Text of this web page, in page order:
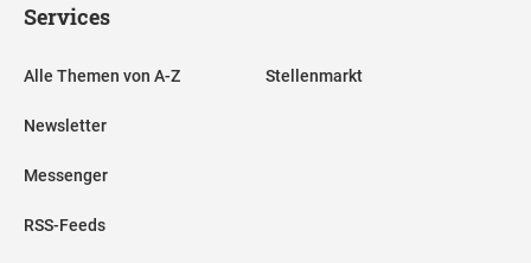
Services
Alle Themen von A-Z
Newsletter
Messenger
RSS-Feeds
Stellenmarkt